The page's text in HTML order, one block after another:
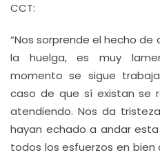
CCT:
“Nos sorprende el hecho de
la huelga, es muy
momento se sigue
caso de que sí existan se
atendiendo. Nos da
hayan echado a andar
todos los esfuerzos en